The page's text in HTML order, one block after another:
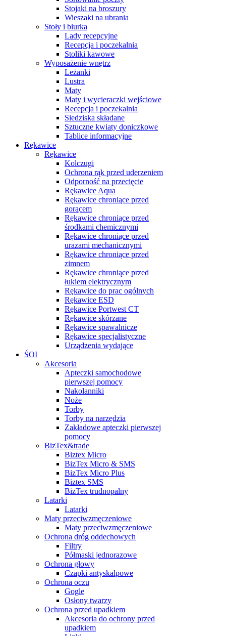
Stojaki na broszury
Wieszaki na ubrania
Stoły i biurka
Lady recepcyjne
Recepcja i poczekalnia
Stoliki kawowe
Wyposażenie wnętrz
Leżanki
Lustra
Maty
Maty i wycieraczki wejściowe
Recepcja i poczekalnia
Siedziska składane
Sztuczne kwiaty doniczkowe
Tablice informacyjne
Rękawice
Rękawice
Kolczugi
Ochrona rąk przed uderzeniem
Odporność na przecięcie
Rękawice Aqua
Rękawice chroniące przed
gorącem
Rękawice chroniące przed
środkami chemicznymi
Rękawice chroniące przed
urazami mechanicznymi
Rękawice chroniące przed
zimnem
Rękawice chroniące przed
łukiem elektrycznym
Rękawice do prac ogólnych
Rękawice ESD
Rękawice Portwest CT
Rękawice skórzane
Rękawice spawalnicze
Rękawice specjalistyczne
Urządzenia wydające
ŚOI
Akcesoria
Apteczki samochodowe
pierwszej pomocy
Nakolanniki
Noże
Torby
Torby na narzędzia
Zakładowe apteczki pierwszej
pomocy
BizTex&trade
Biztex Micro
BizTex Micro & SMS
BizTex Micro Plus
Biztex SMS
BizTex trudnopalny
Latarki
Latarki
Maty przeciwzmęczeniowe
Maty przeciwzmęczeniowe
Ochrona dróg oddechowych
Filtry
Półmaski jednorazowe
Ochrona głowy
Czapki antyskalpowe
Ochrona oczu
Gogle
Osłony twarzy
Ochrona przed upadkiem
Akcesoria do ochrony przed
upadkiem